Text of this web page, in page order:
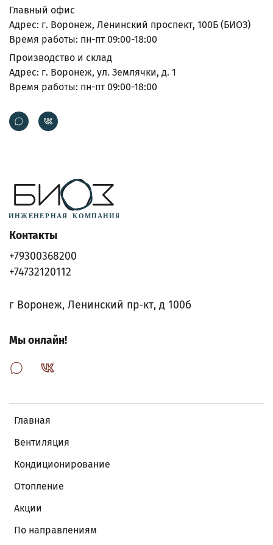
Главный офис
Адрес: г. Воронеж, Ленинский проспект, 100Б (БИОЗ)
Время работы: пн-пт 09:00-18:00
Производство и склад
Адрес: г. Воронеж, ул. Землячки, д. 1
Время работы: пн-пт 09:00-18:00
Главная
Вентиляция
Кондиционирование
Отопление
Акции
По направлениям
Контакты
+79300368200
+74732120112
г Воронеж, Ленинский пр-кт, д 100б
Мы онлайн!